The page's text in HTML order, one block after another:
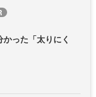
った「太りにく